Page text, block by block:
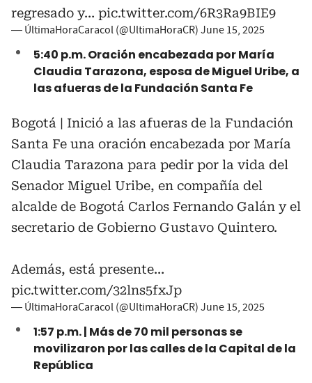
regresado y… pic.twitter.com/6R3Ra9BIE9
— ÚltimaHoraCaracol (@UltimaHoraCR) June 15, 2025
5:40 p.m. Oración encabezada por María
Claudia Tarazona, esposa de Miguel Uribe, a
las afueras de la Fundación Santa Fe
Bogotá | Inició a las afueras de la Fundación
Santa Fe una oración encabezada por María
Claudia Tarazona para pedir por la vida del
Senador Miguel Uribe, en compañía del
alcalde de Bogotá Carlos Fernando Galán y el
secretario de Gobierno Gustavo Quintero.
Además, está presente…
pic.twitter.com/32lns5fxJp
— ÚltimaHoraCaracol (@UltimaHoraCR) June 15, 2025
1:57 p.m. | Más de 70 mil personas se
movilizaron por las calles de la Capital de la
República